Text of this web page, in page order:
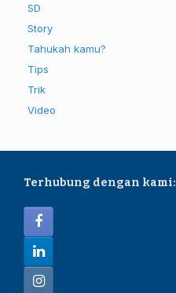
SD
Story
Tahukah kamu?
Tips
Trik
Video
Terhubung dengan kami: